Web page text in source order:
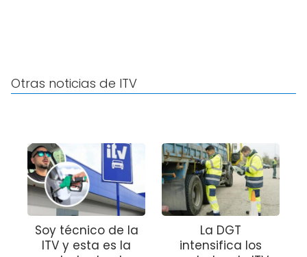
Otras noticias de ITV
Soy técnico de la
ITV y esta es la
La DGT
intensifica los